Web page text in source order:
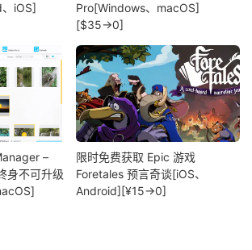
iOS]
Pro[Windows、macOS]
[$35→0]
–
身不可升级
限时免费获取 Epic 游戏
Foretales 预言奇谈[iOS、
Android][¥15→0]